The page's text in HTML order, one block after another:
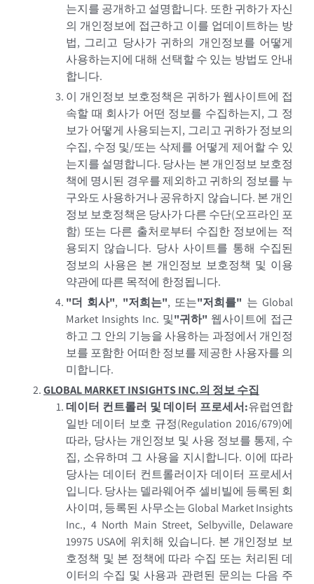
는지를 공개하고 설명합니다. 또한 귀하가 자신
의 개인정보에 접근하고 이를 업데이트하는 방
법, 그리고 당사가 귀하의 개인정보를 어떻게
사용하는지에 대해 선택할 수 있는 방법도 안내
합니다.
이 개인정보 보호정책은 귀하가 웹사이트에 접
속할 때 회사가 어떤 정보를 수집하는지, 그 정
보가 어떻게 사용되는지, 그리고 귀하가 정보의
수집, 수정 및/또는 삭제를 어떻게 제어할 수 있
는지를 설명합니다. 당사는 본 개인정보 보호정
책에 명시된 경우를 제외하고 귀하의 정보를 누
구와도 사용하거나 공유하지 않습니다. 본 개인
정보 보호정책은 당사가 다른 수단(오프라인 포
함) 또는 다른 출처로부터 수집한 정보에는 적
용되지 않습니다. 당사 사이트를 통해 수집된
정보의 사용은 본 개인정보 보호정책 및 이용
약관에 따른 목적에 한정됩니다.
"더 회사", "저희는", 또는"저희를" 는 Global
Market Insights Inc. 및"귀하" 웹사이트에 접근
하고 그 안의 기능을 사용하는 과정에서 개인정
보를 포함한 어떠한 정보를 제공한 사용자를 의
미합니다.
GLOBAL MARKET INSIGHTS INC.의 정보 수집
데이터 컨트롤러 및 데이터 프로세서:유럽연합
일반 데이터 보호 규정(Regulation 2016/679)에
따라, 당사는 개인정보 및 사용 정보를 통제, 수
집, 소유하며 그 사용을 지시합니다. 이에 따라
당사는 데이터 컨트롤러이자 데이터 프로세서
입니다. 당사는 델라웨어주 셀비빌에 등록된 회
사이며, 등록된 사무소는 Global Market Insights
Inc., 4 North Main Street, Selbyville, Delaware
19975 USA에 위치해 있습니다. 본 개인정보 보
호정책 및 본 정책에 따라 수집 또는 처리된 데
이터의 수집 및 사용과 관련된 문의는 다음 주